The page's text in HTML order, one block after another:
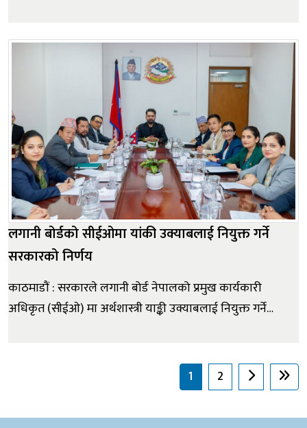
किसान बहुउद्देश्यीय सहकारी संस्था लिमिटेडद्वारा निर्माण ग...
लगानी बोर्डको सीईओमा यांकी उक्याबलाई नियुक्त गर्ने
सरकारको निर्णय
काठमाडौं : सरकारले लगानी बोर्ड नेपालको प्रमुख कार्यकारी
अधिकृत (सीईओ) मा अर्थशास्त्री याङ्की उक्याबलाई नियुक्त गर्ने
बोर्डको सीईओ नियुक्तिका लागि गठित सिफारिस समितिले आठ
1 2